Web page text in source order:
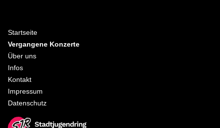
Startseite
Vergangene Konzerte
Über uns
Infos
Kontakt
Impressum
Datenschutz